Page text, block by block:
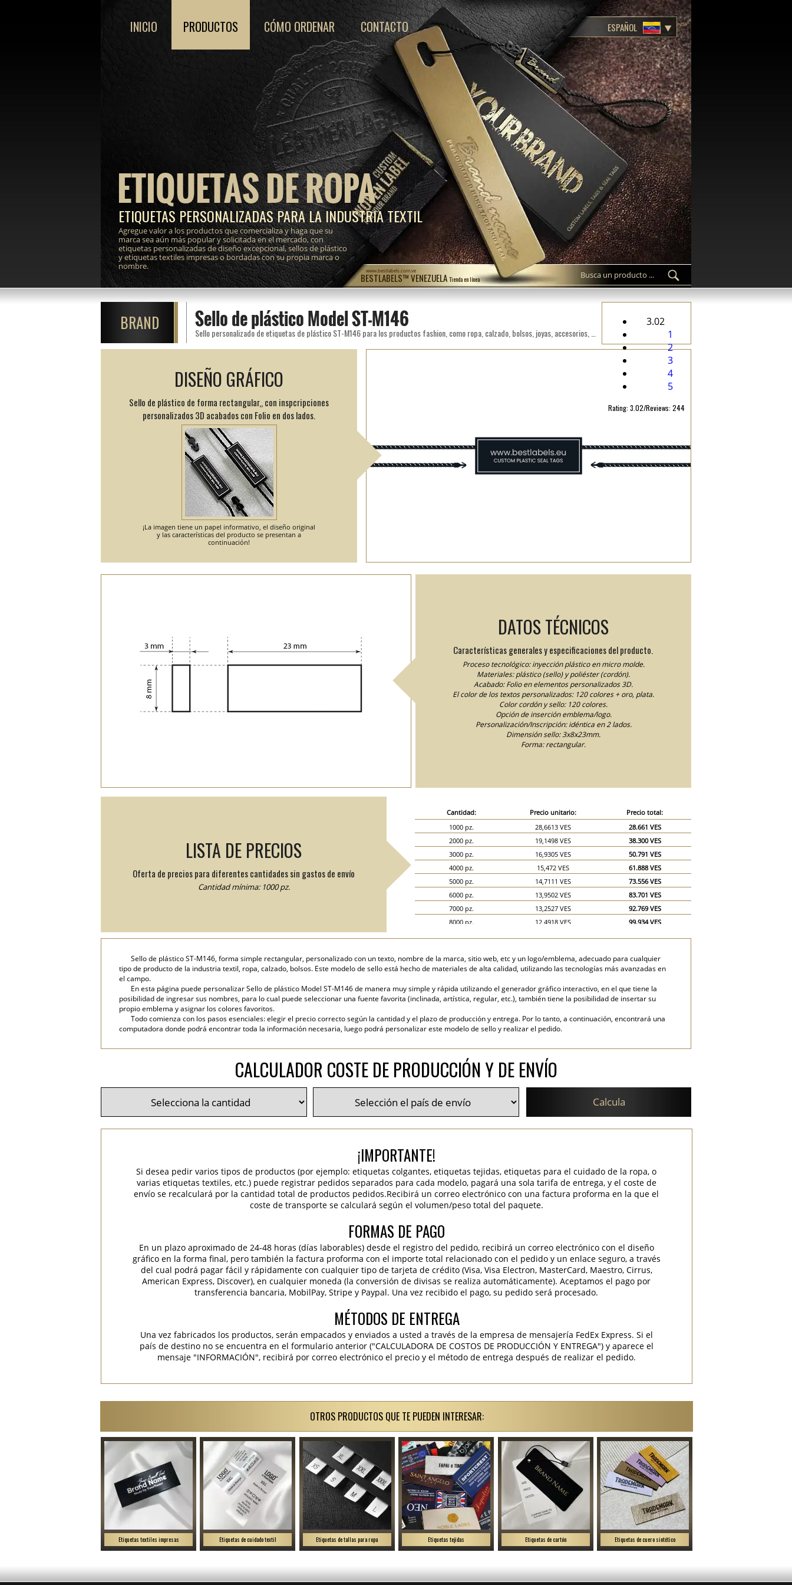
BESTLABELS™ VENEZUELA Tienda en línea
www.bestlabels.com.ve
ETIQUETAS DE ROPA
ETIQUETAS PERSONALIZADAS PARA LA INDUSTRIA TEXTIL
Agregue valor a los productos que comercializa y haga que su
marca sea aún más popular y solicitada en el mercado, con
etiquetas personalizadas de diseño excepcional, sellos de plástico
y etiquetas textiles impresas o bordadas con su propia marca o
nombre.
INICIO PRODUCTOS CÓMO ORDENAR CONTACTO ESPAÑOL
BRAND Sello de plástico Model ST-M146
3.02
1
2
3
4
5
Rating: 3.02/Reviews: 244
DISEÑO GRÁFICO
Sello de plástico de forma rectangular,, con inspcripciones
personalizados 3D acabados con Folio en dos lados.
¡La imagen tiene un papel informativo, el diseño original
y las características del producto se presentan a
continuación!
DATOS TÉCNICOS
Características generales y especificaciones del producto.
Proceso tecnológico: inyección plástico en micro molde.
Materiales: plástico (sello) y poliéster (cordón).
Acabado: Folio en elementos personalizados 3D.
El color de los textos personalizados: 120 colores + oro, plata.
Color cordón y sello: 120 colores.
Opción de inserción emblema/logo.
Personalización/Inscripción: idéntica en 2 lados.
Dimensión sello: 3x8x23mm.
Forma: rectangular.
LISTA DE PRECIOS
Oferta de precios para diferentes cantidades sin gastos de envío
Cantidad mínima: 1000 pz.
Cantidad: Precio unitario:
Precio total:
1000 pz.
28,6613 VES
28.661 VES
2000 pz.
19,1498 VES
38.300 VES
3000 pz.
16,9305 VES
50.791 VES
4000 pz.
15,472 VES
61.888 VES
5000 pz.
14,7111 VES
73.556 VES
6000 pz.
13,9502 VES
83.701 VES
7000 pz.
13,2527 VES
92.769 VES
8000 pz.
12,4918 VES
99.934 VES
15000 pz.
9,5749 VES
143.624 VES
Sello de plástico ST-M146, forma simple rectangular, personalizado con un texto, nombre de la marca, sitio web, etc y un logo/emblema, adecuado para cualquier
tipo de producto de la industria textil, ropa, calzado, bolsos. Este modelo de sello está hecho de materiales de alta calidad, utilizando las tecnologías más avanzadas en
el campo.
En esta página puede personalizar Sello de plástico Model ST-M146 de manera muy simple y rápida utilizando el generador gráfico interactivo, en el que tiene la
posibilidad de ingresar sus nombres, para lo cual puede seleccionar una fuente favorita (inclinada, artística, regular, etc.), también tiene la posibilidad de insertar su
propio emblema y asignar los colores favoritos.
Todo comienza con los pasos esenciales: elegir el precio correcto según la cantidad y el plazo de producción y entrega. Por lo tanto, a continuación, encontrará una
computadora donde podrá encontrar toda la información necesaria, luego podrá personalizar este modelo de sello y realizar el pedido.
CALCULADOR COSTE DE PRODUCCIÓN Y DE ENVÍO
Calcula
¡IMPORTANTE!
Si desea pedir varios tipos de productos (por ejemplo: etiquetas colgantes, etiquetas tejidas, etiquetas para el cuidado de la ropa, o
varias etiquetas textiles, etc.) puede registrar pedidos separados para cada modelo, pagará una sola tarifa de entrega, y el coste de
envío se recalculará por la cantidad total de productos pedidos.Recibirá un correo electrónico con una factura proforma en la que el
coste de transporte se calculará según el volumen/peso total del paquete.
FORMAS DE PAGO
En un plazo aproximado de 24-48 horas (días laborables) desde el registro del pedido, recibirá un correo electrónico con el diseño
gráfico en la forma final, pero también la factura proforma con el importe total relacionado con el pedido y un enlace seguro, a través
del cual podrá pagar fácil y rápidamente con cualquier tipo de tarjeta de crédito (Visa, Visa Electron, MasterCard, Maestro, Cirrus,
American Express, Discover), en cualquier moneda (la conversión de divisas se realiza automáticamente). Aceptamos el pago por
transferencia bancaria, MobilPay, Stripe y Paypal. Una vez recibido el pago, su pedido será procesado.
MÉTODOS DE ENTREGA
Una vez fabricados los productos, serán empacados y enviados a usted a través de la empresa de mensajería FedEx Express. Si el
país de destino no se encuentra en el formulario anterior ("CALCULADORA DE COSTOS DE PRODUCCIÓN Y ENTREGA") y aparece el
mensaje "INFORMACIÓN", recibirá por correo electrónico el precio y el método de entrega después de realizar el pedido.
OTROS PRODUCTOS QUE TE PUEDEN INTERESAR:
Etiquetas textiles impresas Etiquetas de cuidado textil Etiquetas de tallas para ropa Etiquetas tejidas Etiquetas de cartón Etiquetas de cuero sintético